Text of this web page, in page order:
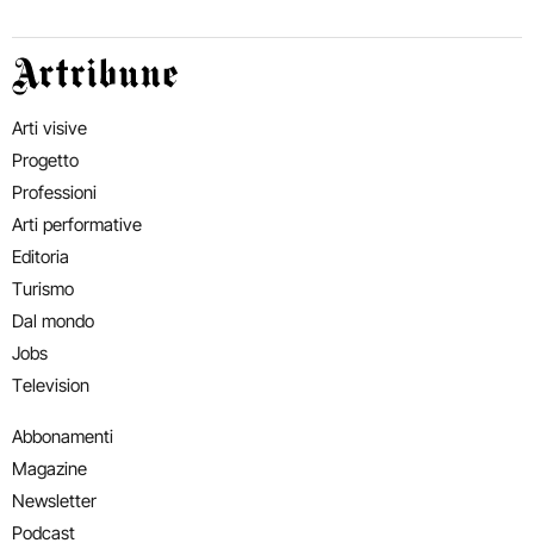
Artribune
Arti visive
Progetto
Professioni
Arti performative
Editoria
Turismo
Dal mondo
Jobs
Television
Abbonamenti
Magazine
Newsletter
Podcast